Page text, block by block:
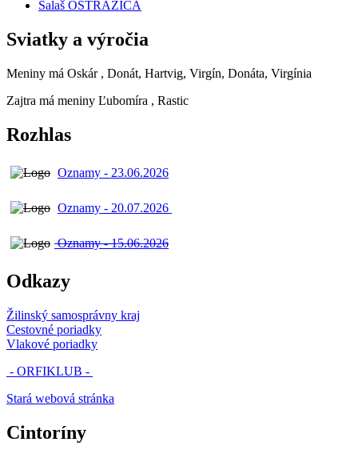
Salaš OSTRAŽICA
Sviatky a výročia
Meniny má Oskár , Donát, Hartvig, Virgín, Donáta, Virgínia
Zajtra má meniny Ľubomíra , Rastic
Rozhlas
Oznamy - 23.06.2026
Oznamy - 20.07.2026
Oznamy - 15.06.2026
Odkazy
Žilinský samosprávny kraj
Cestovné poriadky
Vlakové poriadky
- ORFIKLUB -
Stará webová stránka
Cintoríny